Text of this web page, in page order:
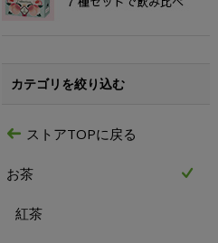
カテゴリを絞り込む
ストアTOPに戻る
お茶
紅茶